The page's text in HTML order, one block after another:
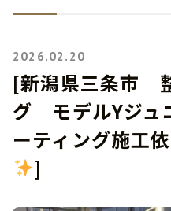
2026.02.20
[新潟県三条市
グ モデルYジュ
ーティング施工
]